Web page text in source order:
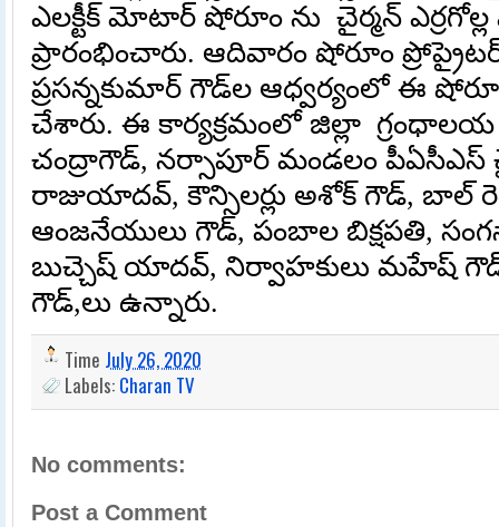
ఎలక్టీక్ మోటార్ షోరూం ను చైర్మన్
ప్రారంభించారు. ఆదివారం షోరూం
ప్రసన్నకుమార్ గౌడ్‌ల ఆధ్వర్యంలో ఈ
చేశారు. ఈ కార్యక్రమంలో జిల్లా గ్రంధాలయ
చంద్రాగౌడ్, నర్సాపూర్ మండలం పీఏసీఎస్
రాజుయాదవ్, కౌన్సిలర్లు అశోక్ గౌడ్, బాల్
ఆంజనేయులు గౌడ్, పంబాల బిక్షపతి,
బుచ్చెష్ యాదవ్, నిర్వాహకులు మహేష్
గౌడ్,లు ఉన్నారు.
Time July 26, 2020
Labels: Charan TV
No comments:
Post a Comment